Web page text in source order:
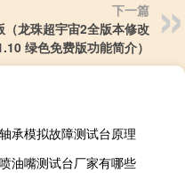
下一篇
龙珠超宇宙2全版本修改
绿色免费版功能简介）
轴承模拟故障测试台原理
喷油嘴测试台厂家有哪些